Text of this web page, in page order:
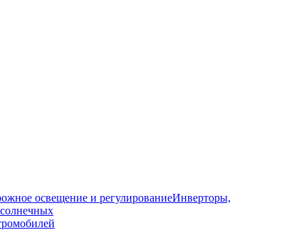
освещение и регулированиеИнверторы,